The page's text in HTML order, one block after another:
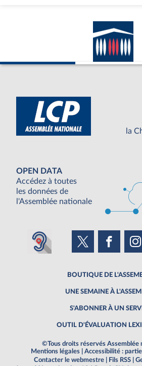
la
OPEN DATA
Accédez à toutes
les données de
l'Assemblée nationale
BOUTIQUE DE
UNE SEMAINE À
S'ABONNER À UN
OUTIL D'ÉVALUATION
©Tous droits réservés Assemblée
Mentions légales
Accessibilité :
Contacter le webmestre
Fils RSS